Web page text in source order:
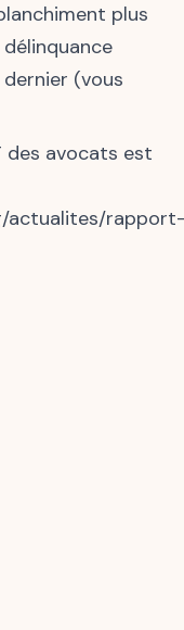
plus
(vous
des avocats est
actualites/